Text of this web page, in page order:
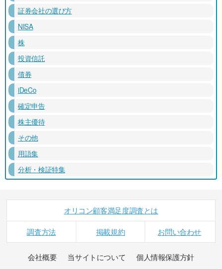
証券会社の選び方
NISA
株
投資信託
債券
iDeCo
確定申告
株主優待
その他
用語集
分析・検証特集
オリコン顧客満足度調査とは
調査方法 掲載規約 お問い合わせ
会社概要 当サイトについて
個人情報保護方針